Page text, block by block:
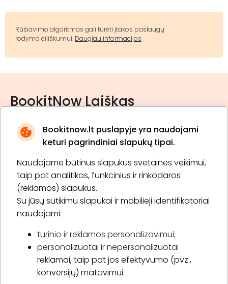
Bookitnow.lt puslapyje yra naudojami
keturi pagrindiniai slapukų tipai.
Naudojame būtinus slapukus svetainės veikimui,
taip pat analitikos, funkcinius ir rinkodaros
(reklamos) slapukus.
Su jūsų sutikimu slapukai ir mobilieji identifikatoriai
naudojami:
turinio ir reklamos personalizavimui;
personalizuotai ir nepersonalizuotai
reklamai, taip pat jos efektyvumo (pvz.,
konversijų) matavimui.
Rūšiavimo algoritmas gali turėti įtakos paslaugų
rodymo eiliškumui. Daugiau informacijos
BookitNow Laiškas
* Susipažinau su privatumo politika
Prenumeruoti
Apie „BookitNow“
Informacija